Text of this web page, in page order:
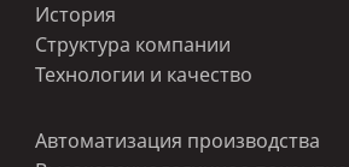
История
Структура компании
Технологии и качество
Автоматизация производства